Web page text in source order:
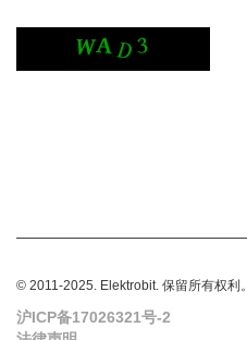
© 2011-2025. Elektrobit. 保留所有权利。
沪ICP备17026321号-2